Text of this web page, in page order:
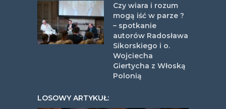
Czy wiara i rozum
mogą iść w parze ?
– spotkanie
autorów Radosława
Sikorskiego i o.
Wojciecha
Giertycha z Włoską
Polonią
LOSOWY ARTYKUŁ: